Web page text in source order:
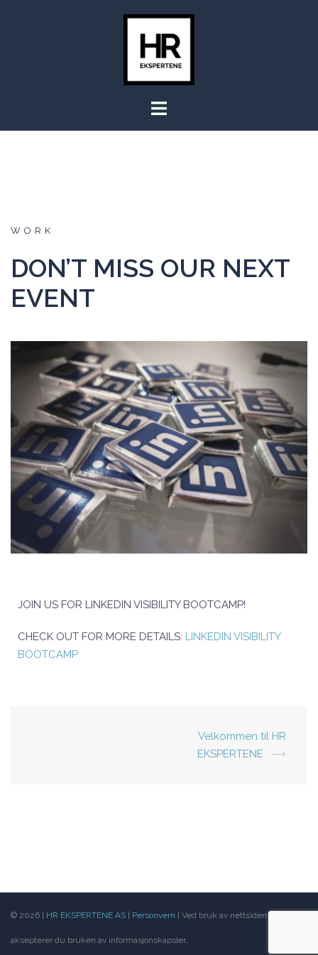
WORK
DON’T MISS OUR NEXT
EVENT
JOIN US FOR LINKEDIN VISIBILITY BOOTCAMP!
CHECK OUT FOR MORE DETAILS: LINKEDIN VISIBILITY
BOOTCAMP
Velkommen til HR
EKSPERTENE
⟶
© 2026 HR EKSPERTENE AS Personvern Ved bruk av nettsiden
aksepterer du bruken av informasjonskapsler.